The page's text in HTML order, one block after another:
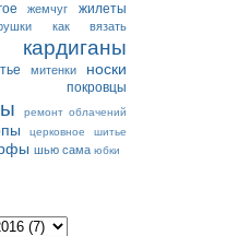
жемчуг жилеты
как вязать
кардиганы
митенки носки
покровцы
ремонт облачений
церковное шитье
шью сама юбки